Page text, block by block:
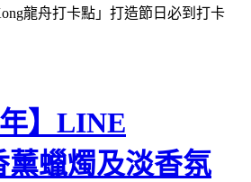
龍舟打卡點」打造節日必到打卡
年】LINE
薰蠟燭及淡香氛